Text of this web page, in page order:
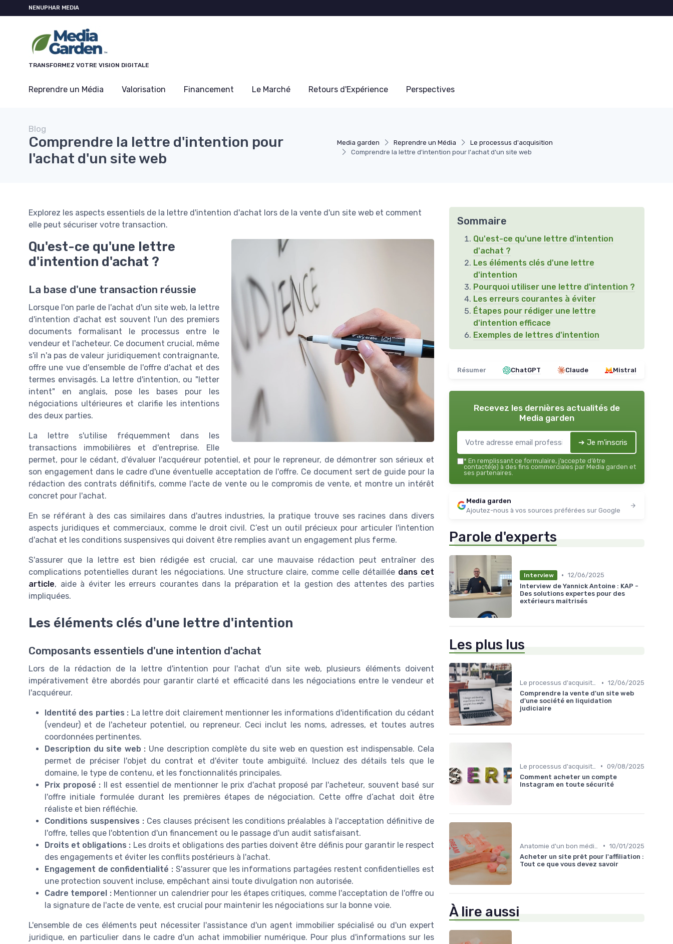
NENUPHAR MEDIA
TRANSFORMEZ VOTRE VISION DIGITALE
Reprendre un Média Valorisation Financement Le Marché Retours d'Expérience Perspectives
Media garden Reprendre un Média
Le processus d'acquisition
Comprendre la lettre d'intention pour l'achat d'un site web
Blog
Comprendre la lettre d'intention pour
l'achat d'un site web
Explorez les aspects essentiels de la lettre d'intention d'achat lors de la vente d'un site web et comment
elle peut sécuriser votre transaction.
Qu'est-ce qu'une lettre
d'intention d'achat ?
La base d'une transaction réussie
Lorsque l'on parle de l'achat d'un site web, la lettre
d'intention d'achat est souvent l'un des premiers
documents formalisant le processus entre le
vendeur et l'acheteur. Ce document crucial, même
s'il n'a pas de valeur juridiquement contraignante,
offre une vue d'ensemble de l'offre d'achat et des
termes envisagés. La lettre d'intention, ou "letter
intent" en anglais, pose les bases pour les
négociations ultérieures et clarifie les intentions
des deux parties.
La lettre s'utilise fréquemment dans les
transactions immobilières et d'entreprise. Elle
permet, pour le cédant, d'évaluer l'acquéreur potentiel, et pour le repreneur, de démontrer son sérieux et
son engagement dans le cadre d'une éventuelle acceptation de l'offre. Ce document sert de guide pour la
rédaction des contrats définitifs, comme l'acte de vente ou le compromis de vente, et montre un intérêt
concret pour l'achat.
En se référant à des cas similaires dans d'autres industries, la pratique trouve ses racines dans divers
aspects juridiques et commerciaux, comme le droit civil. C’est un outil précieux pour articuler l'intention
d'achat et les conditions suspensives qui doivent être remplies avant un engagement plus ferme.
S'assurer que la lettre est bien rédigée est crucial, car une mauvaise rédaction peut entraîner des
complications potentielles durant les négociations. Une structure claire, comme celle détaillée dans cet
article, aide à éviter les erreurs courantes dans la préparation et la gestion des attentes des parties
impliquées.
Les éléments clés d'une lettre d'intention
Composants essentiels d'une intention d'achat
Lors de la rédaction de la lettre d'intention pour l'achat d'un site web, plusieurs éléments doivent
impérativement être abordés pour garantir clarté et efficacité dans les négociations entre le vendeur et
l'acquéreur.
Identité des parties : La lettre doit clairement mentionner les informations d'identification du cédant
(vendeur) et de l'acheteur potentiel, ou repreneur. Ceci inclut les noms, adresses, et toutes autres
coordonnées pertinentes.
Description du site web : Une description complète du site web en question est indispensable. Cela
permet de préciser l'objet du contrat et d'éviter toute ambiguïté. Incluez des détails tels que le
domaine, le type de contenu, et les fonctionnalités principales.
Prix proposé : Il est essentiel de mentionner le prix d'achat proposé par l'acheteur, souvent basé sur
l'offre initiale formulée durant les premières étapes de négociation. Cette offre d’achat doit être
réaliste et bien réfléchie.
Conditions suspensives :Ces clauses précisent les conditions préalables à l'acceptation définitive de
l'offre, telles que l'obtention d'un financement ou le passage d'un audit satisfaisant.
Droits et obligations : Les droits et obligations des parties doivent être définis pour garantir le respect
des engagements et éviter les conflits postérieurs à l'achat.
Engagement de confidentialité :S'assurer que les informations partagées restent confidentielles est
une protection souvent incluse, empêchant ainsi toute divulgation non autorisée.
Cadre temporel :Mentionner un calendrier pour les étapes critiques, comme l'acceptation de l'offre ou
la signature de l'acte de vente, est crucial pour maintenir les négociations sur la bonne voie.
L'ensemble de ces éléments peut nécessiter l'assistance d'un agent immobilier spécialisé ou d'un expert
juridique, en particulier dans le cadre d'un achat immobilier numérique. Pour plus d'informations sur les
Sommaire
Qu'est-ce qu'une lettre d'intention
d'achat ?
Les éléments clés d'une lettre
d'intention
Pourquoi utiliser une lettre d'intention ?
Les erreurs courantes à éviter
Étapes pour rédiger une lettre
d'intention efficace
Exemples de lettres d'intention
Résumer ChatGPT Claude Mistral
Recevez les dernières actualités de
Media garden
➔ Je m'inscris
* En remplissant ce formulaire, j’accepte d’être
contacté(e) à des fins commerciales par Media garden et
ses partenaires.
Media garden
Ajoutez-nous à vos sources préférées sur Google
Parole d'experts
Interview • 12/06/2025
Interview de Yannick Antoine : KAP -
Des solutions expertes pour des
extérieurs maîtrisés
Les plus lus
Le processus d'acquisition • 12/06/2025
Comprendre la vente d'un site web
d'une société en liquidation
judiciaire
• 09/08/2025
Comment acheter un compte
Instagram en toute sécurité
• 10/01/2025
Acheter un site prêt pour l'affiliation :
Tout ce que vous devez savoir
À lire aussi
Panneau de gestion des cookies